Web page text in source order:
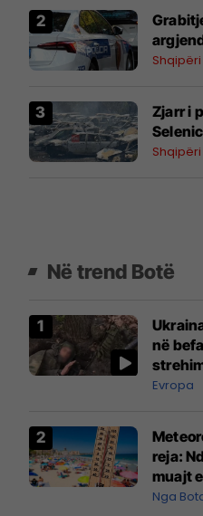
Shqipëri
Zjarr i
Shqipëri
Në trend Botë
në
Evropa
reja:
muajt
Nga